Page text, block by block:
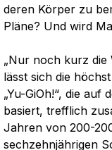
deren Körper zu
Pläne? Und wird
„Nur noch kurz die
lässt sich die
„Yu-GiOh!“, die auf
basiert, trefflich
Jahren von 200-
sechzehnjährigen